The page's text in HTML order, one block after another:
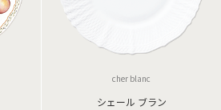
cher blanc
シェール ブラン